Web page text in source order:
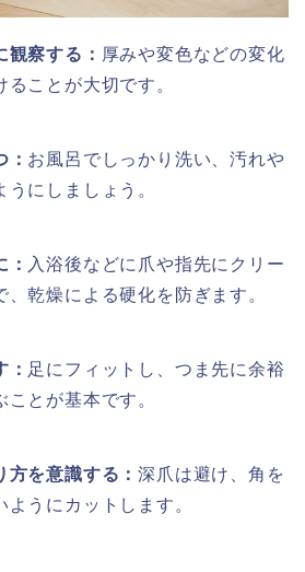
観察する： 厚みや変色などの変化
ることが大切です。
： お風呂でしっかり洗い、汚れや
にしましょう。
： 入浴後などに爪や指先にクリー
、乾燥による硬化を防ぎます。
： 足にフィットし、つま先に余裕
とが基本です。
方を意識する：深爪は避け、角を
ようにカットします。